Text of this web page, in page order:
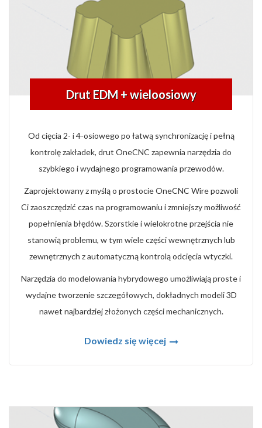
Drut EDM + wieloosiowy
Od cięcia 2- i 4-osiowego po łatwą synchronizację i pełną
kontrolę zakładek, drut OneCNC zapewnia narzędzia do
szybkiego i wydajnego programowania przewodów.
Zaprojektowany z myślą o prostocie OneCNC Wire pozwoli
Ci zaoszczędzić czas na programowaniu i zmniejszy możliwość
popełnienia błędów. Szorstkie i wielokrotne przejścia nie
stanowią problemu, w tym wiele części wewnętrznych lub
zewnętrznych z automatyczną kontrolą odcięcia wtyczki.
Narzędzia do modelowania hybrydowego umożliwiają proste i
wydajne tworzenie szczegółowych, dokładnych modeli 3D
nawet najbardziej złożonych części mechanicznych.
Dowiedz się więcej